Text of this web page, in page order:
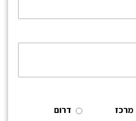
מרכז דרום